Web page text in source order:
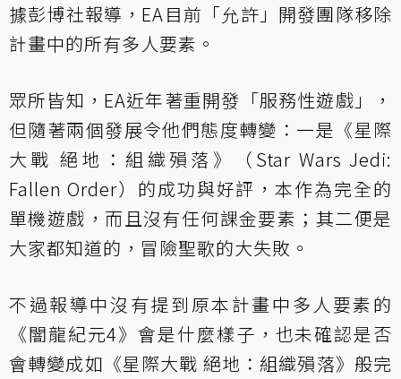
據彭博社報導 ，EA目前「允許」開發團隊移除
計畫中的所有多人要素。
眾所皆知，EA近年著重開發「服務性遊戲」，
但隨著兩個發展令他們態度轉變：一是《星際
大戰 絕地：組織殞落》（Star Wars Jedi:
Fallen Order）的成功與好評，本作為完全的
單機遊戲，而且沒有任何課金要素；其二便是
大家都知道的，冒險聖歌的大失敗。
不過報導中沒有提到原本計畫中多人要素的
《闇龍紀元4》會是什麼樣子，也未確認是否
會轉變成如《星際大戰 絕地：組織殞落》般完